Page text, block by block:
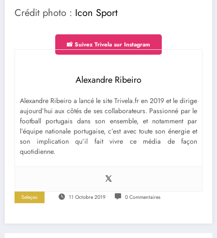
Crédit photo : Icon Sport
📸 Suivez Trivela sur Instagram
Alexandre Ribeiro
Alexandre Ribeiro a lancé le site Trivela.fr en 2019 et le dirige
aujourd’hui aux côtés de ses collaborateurs. Passionné par le
football portugais dans son ensemble, et notamment par
l’équipe nationale portugaise, c’est avec toute son énergie et
son implication qu’il fait vivre ce média de façon
quotidienne.
Seleçao 11 Octobre 2019 0 Commentaires